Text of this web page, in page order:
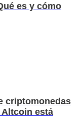
es y cómo
criptomonedas
Altcoin está